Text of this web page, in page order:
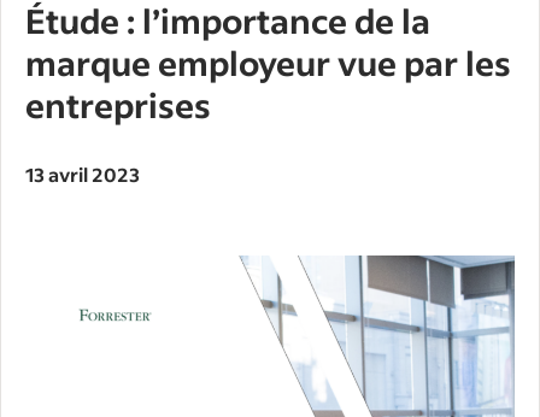
Étude : l’importance de la
marque employeur vue par les
entreprises
13 avril 2023